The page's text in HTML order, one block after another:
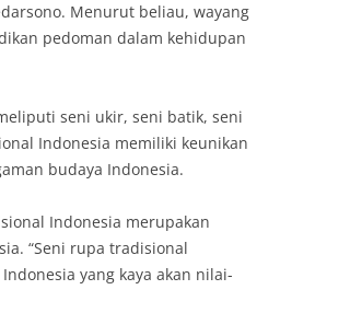
Menurut beliau, wayang
pedoman dalam kehidupan
seni ukir, seni batik, seni
Indonesia memiliki keunikan
budaya Indonesia.
Indonesia merupakan
“Seni rupa tradisional
yang kaya akan nilai-